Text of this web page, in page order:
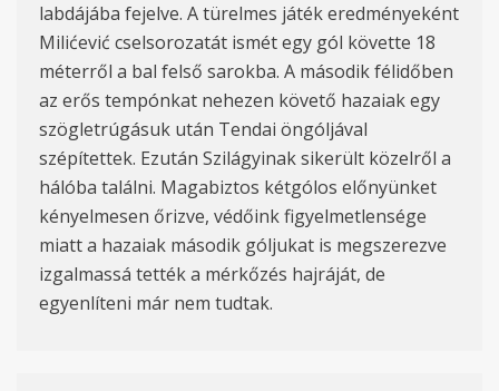
labdájába fejelve. A türelmes játék eredményeként
Milićević cselsorozatát ismét egy gól követte 18
méterről a bal felső sarokba. A második félidőben
az erős tempónkat nehezen követő hazaiak egy
szögletrúgásuk után Tendai öngóljával
szépítettek. Ezután Szilágyinak sikerült közelről a
hálóba találni. Magabiztos kétgólos előnyünket
kényelmesen őrizve, védőink figyelmetlensége
miatt a hazaiak második góljukat is megszerezve
izgalmassá tették a mérkőzés hajráját, de
egyenlíteni már nem tudtak.